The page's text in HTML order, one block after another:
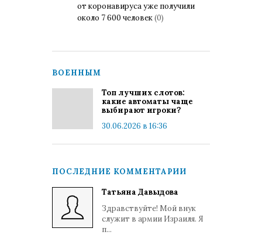
от коронавируса уже получили
около 7 600 человек(0)
ВОЕННЫМ
Топ лучших слотов:
какие автоматы чаще
выбирают игроки?
30.06.2026 в 16:36
ПОСЛЕДНИЕ КОММЕНТАРИИ
Татьяна Давыдова
Здравствуйте! Мой внук
служит в армии Израиля. Я
п...